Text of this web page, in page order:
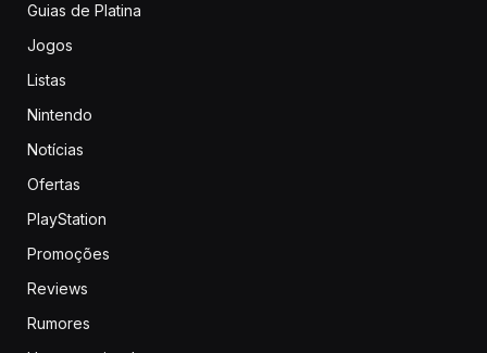
Guias de Platina
Jogos
Listas
Nintendo
Notícias
Ofertas
PlayStation
Promoções
Reviews
Rumores